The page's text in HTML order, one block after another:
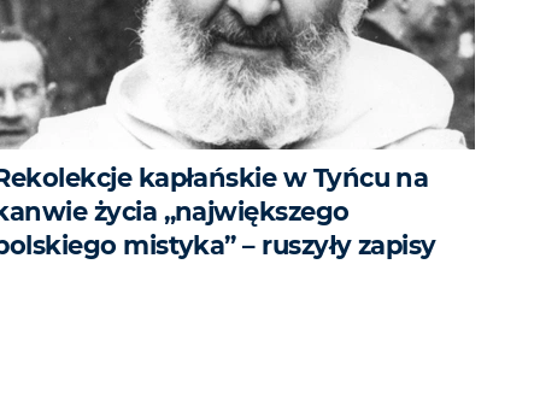
kapłańskie w Tyńcu na
życia „największego
mistyka” – ruszyły zapisy